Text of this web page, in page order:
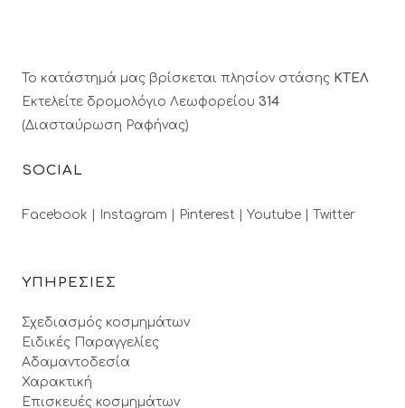
Το κατάστημά μας βρίσκεται πλησίον στάσης ΚΤΕΛ
Εκτελείτε δρομολόγιο Λεωφορείου 314
(Διασταύρωση Ραφήνας)
SOCIAL
Facebook | Instagram | Pinterest | Youtube | Twitter
ΥΠΗΡΕΣΙΕΣ
Σχεδιασμός κοσμημάτων
Ειδικές Παραγγελίες
Αδαμαντοδεσία
Χαρακτική
Επισκευές κοσμημάτων